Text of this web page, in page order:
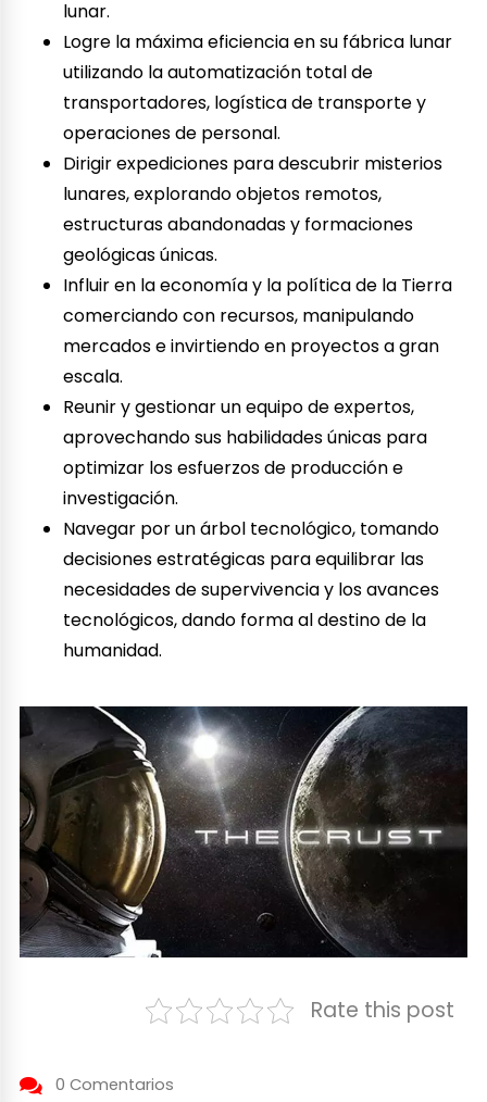
lunar.
Logre la máxima eficiencia en su fábrica lunar
utilizando la automatización total de
transportadores, logística de transporte y
operaciones de personal.
Dirigir expediciones para descubrir misterios
lunares, explorando objetos remotos,
estructuras abandonadas y formaciones
geológicas únicas.
Influir en la economía y la política de la Tierra
comerciando con recursos, manipulando
mercados e invirtiendo en proyectos a gran
escala.
Reunir y gestionar un equipo de expertos,
aprovechando sus habilidades únicas para
optimizar los esfuerzos de producción e
investigación.
Navegar por un árbol tecnológico, tomando
decisiones estratégicas para equilibrar las
necesidades de supervivencia y los avances
tecnológicos, dando forma al destino de la
humanidad.
Rate this post
0 Comentarios